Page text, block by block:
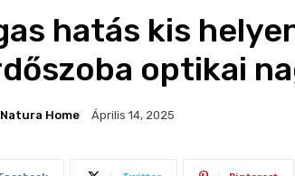
hatás kis
optikai
Natura Home Április 14, 2025